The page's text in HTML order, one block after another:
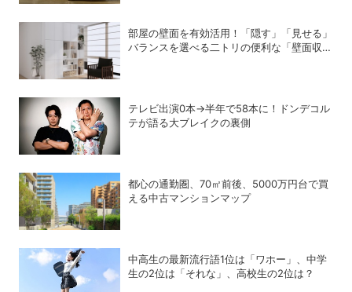
部屋の壁面を有効活用！「隠す」「見せる」
バランスを選べる二トリの便利な「壁面収
テレビ出演0本→半年で58本に！ドンデコル
テが語る大ブレイクの裏側
都心の通勤圏、70㎡前後、5000万円台で買
える中古マンションマップ
中高生の最新流行語1位は「ワホー」、中学
生の2位は「それな」、高校生の2位は？